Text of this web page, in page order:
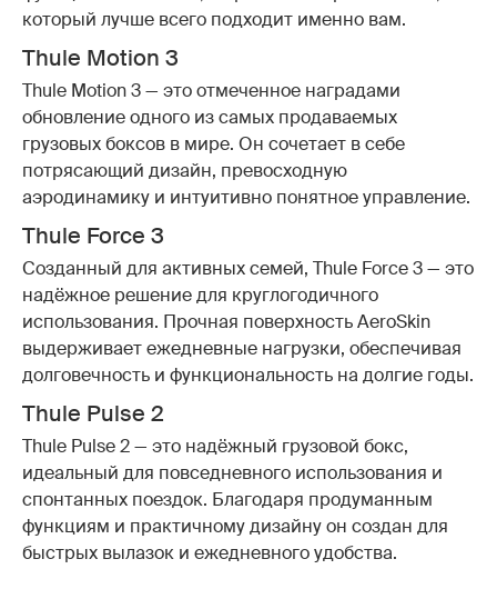
который лучше всего подходит именно вам.
Thule Motion 3
Thule Motion 3 — это отмеченное наградами
обновление одного из самых продаваемых
грузовых боксов в мире. Он сочетает в себе
потрясающий дизайн, превосходную
аэродинамику и интуитивно понятное управление.
Thule Force 3
Созданный для активных семей, Thule Force 3 — это
надёжное решение для круглогодичного
использования. Прочная поверхность AeroSkin
выдерживает ежедневные нагрузки, обеспечивая
долговечность и функциональность на долгие годы.
Thule Pulse 2
Thule Pulse 2 — это надёжный грузовой бокс,
идеальный для повседневного использования и
спонтанных поездок. Благодаря продуманным
функциям и практичному дизайну он создан для
быстрых вылазок и ежедневного удобства.